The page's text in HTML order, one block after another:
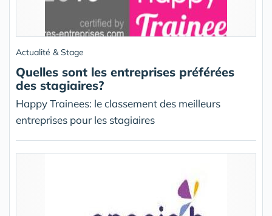
Actualité & Stage
Quelles sont les entreprises préférées
des stagiaires?
Happy Trainees: le classement des meilleurs
entreprises pour les stagiaires